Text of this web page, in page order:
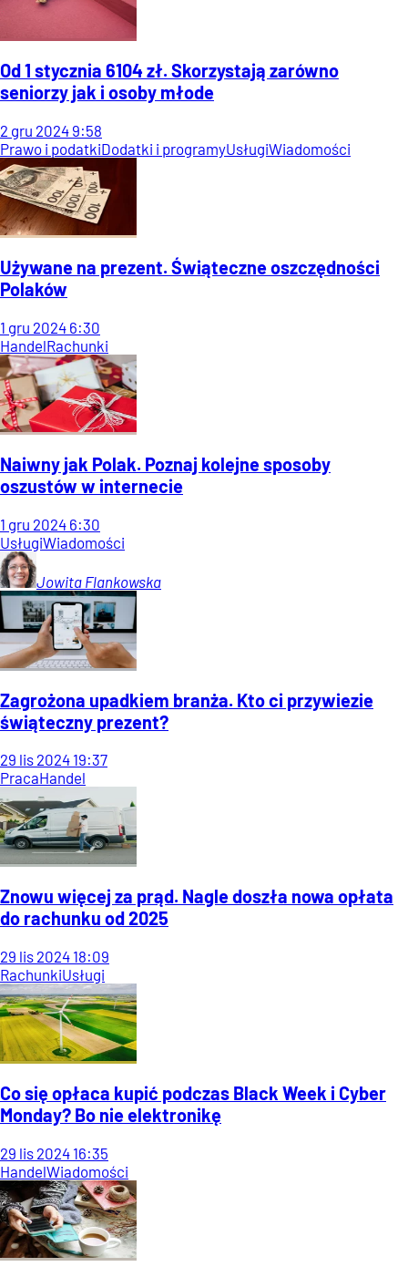
Od 1 stycznia 6104 zł. Skorzystają zarówno
seniorzy jak i osoby młode
2 gru 2024 9:58
Prawo i podatkiDodatki i programyUsługiWiadomości
Używane na prezent. Świąteczne oszczędności
Polaków
1 gru 2024 6:30
HandelRachunki
Naiwny jak Polak. Poznaj kolejne sposoby
oszustów w internecie
1 gru 2024 6:30
UsługiWiadomości
Jowita Flankowska
Zagrożona upadkiem branża. Kto ci przywiezie
świąteczny prezent?
29 lis 2024 19:37
PracaHandel
Znowu więcej za prąd. Nagle doszła nowa opłata
do rachunku od 2025
29 lis 2024 18:09
RachunkiUsługi
Co się opłaca kupić podczas Black Week i Cyber
Monday? Bo nie elektronikę
29 lis 2024 16:35
HandelWiadomości